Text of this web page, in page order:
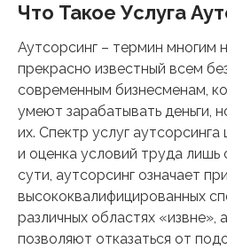
Что Такое Услуга
Аутсорсинг – термин многим
прекрасно известный всем
современным бизнесменам,
умеют зарабатывать деньги,
их. Спектр услуг
и оценка условий труда лишь
сути, аутсорсинг означает
высококвалифицированных
различных областях «извне»,
позволяют отказаться от